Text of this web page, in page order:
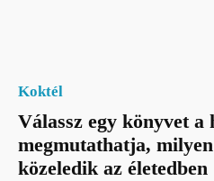
Koktél
Válassz egy könyvet a
megmutathatja,
közeledik az életedben